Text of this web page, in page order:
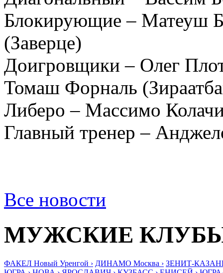
Блокирующие – Матеуш
(Заверце)
Доигровщики – Олег
Томаш Форналь
Либеро – Массимо
Главный тренер –
Все новости
МУЖСКИЕ
ФАКЕЛ Новый Уренгой › ДИНАМО Москва › ЗЕНИТ-